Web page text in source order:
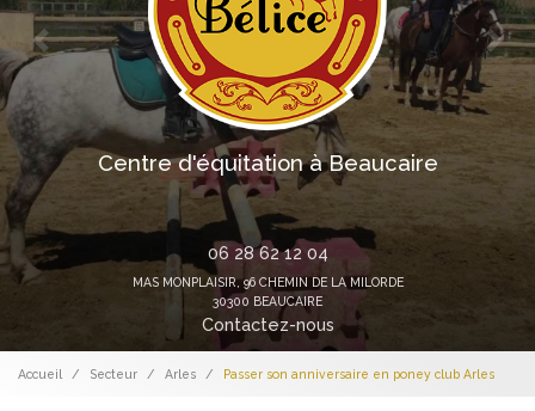
Centre d'équitation à Beaucaire
06 28 62 12 04
MAS MONPLAISIR,96 CHEMIN DE LA MILORDE
30300 BEAUCAIRE
Contactez-nous
Previous Next
Accueil Secteur Arles Passer son anniversaire en poney club Arles